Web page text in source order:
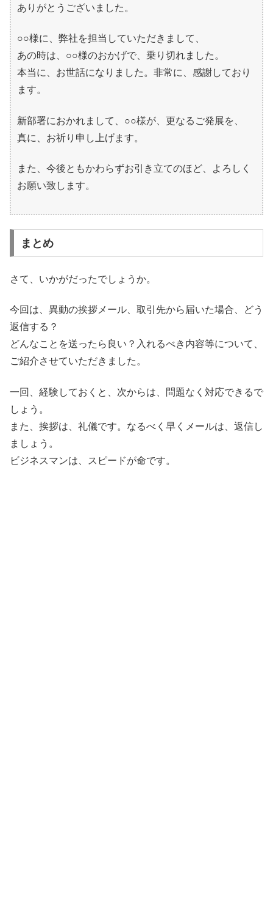
ありがとうございました。
○○様に、弊社を担当していただきまして、
あの時は、○○様のおかげで、乗り切れました。
本当に、お世話になりました。非常に、感謝しており
ます。
新部署におかれまして、○○様が、更なるご発展を、
真に、お祈り申し上げます。
また、今後ともかわらずお引き立てのほど、よろしく
お願い致します。
まとめ
さて、いかがだったでしょうか。
今回は、異動の挨拶メール、取引先から届いた場合、どう
返信する？
どんなことを送ったら良い？入れるべき内容等について、
ご紹介させていただきました。
一回、経験しておくと、次からは、問題なく対応できるで
しょう。
また、挨拶は、礼儀です。なるべく早くメールは、返信し
ましょう。
ビジネスマンは、スピードが命です。